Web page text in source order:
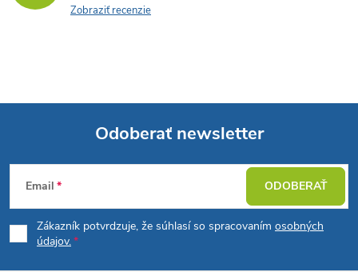
Zobraziť recenzie
Z
á
p
Odoberať newsletter
Email
Zákazník potvrdzuje, že súhlasí so spracovaním osobných
údajov.
ODOBERAŤ